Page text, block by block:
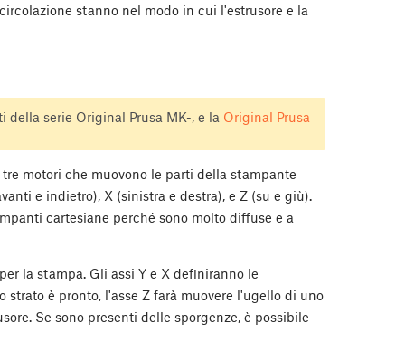
stanno nel modo in cui l'estrusore e la
della serie Original Prusa MK-, e la Original Prusa
motori che muovono le parti della stampante
e indietro), X (sinistra e destra), e Z (su e giù).
cartesiane perché sono molto diffuse e a
la stampa. Gli assi Y e X definiranno le
è pronto, l'asse Z farà muovere l'ugello di uno
Se sono presenti delle sporgenze, è possibile